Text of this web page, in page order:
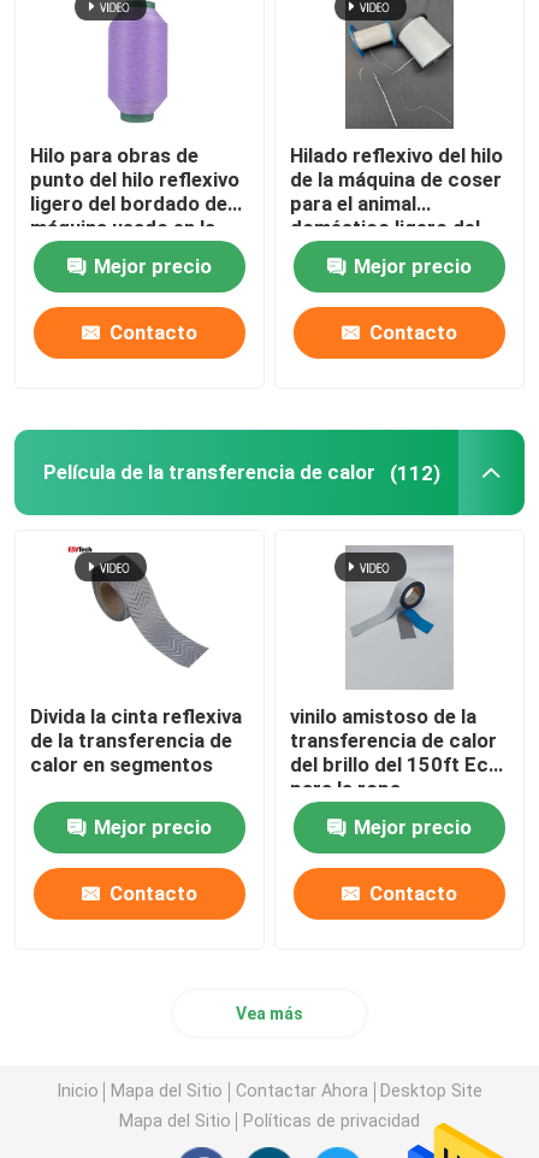
Hilo para obras de
punto del hilo reflexivo
ligero del bordado de
máquina usado en la
camiseta Logo
Clothing Red Green
Mejor precio
Contacto
Hilado reflexivo del hilo
de la máquina de coser
para el animal
doméstico ligero del
resplandor de la tela de
la ropa del bordado
que teje
Mejor precio
Contacto
Película de la transferencia de calor (112)
Divida la cinta reflexiva
de la transferencia de
calor en segmentos
Mejor precio
Contacto
vinilo amistoso de la
transferencia de calor
del brillo del 150ft Eco
para la ropa
retrorreflectiva de la
película del monopatín
Mejor precio
Contacto
Vea más
Inicio Mapa del Sitio Contactar Ahora
Desktop Site
Mapa del Sitio
Políticas de privacidad